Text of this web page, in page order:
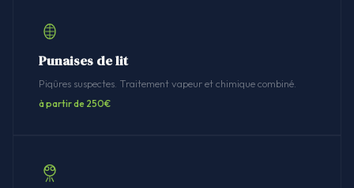
Punaises de lit
Piqûres suspectes. Traitement vapeur et chimique combiné.
à partir de 250€